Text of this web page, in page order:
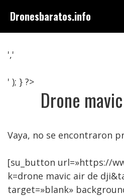
contenido
Dronesbaratos.info
','
' ); } ?>
Drone
Vaya, no se encontraron
[su_button url=»https://
k=drone mavic air de
target=»blank»